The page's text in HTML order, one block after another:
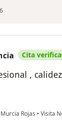
Cita
,
Rojas • Visita